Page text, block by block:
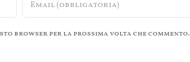
browser per la prossima volta che commento.